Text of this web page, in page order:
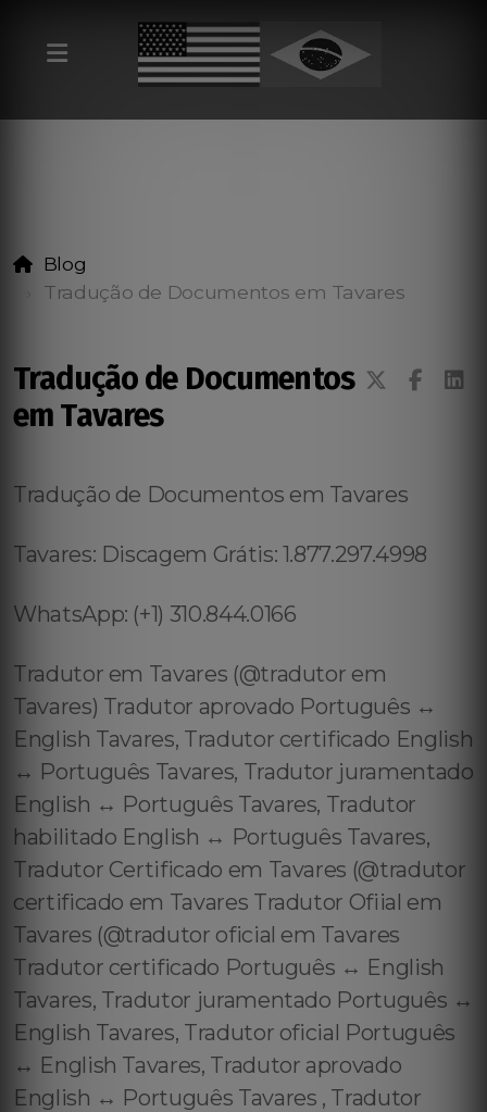
Blog
Tradução de Documentos em Tavares
Tradução de Documentos
em Tavares
Tradução de Documentos em Tavares
Tavares: Discagem Grátis: 1.877.297.4998
WhatsApp: (+1) 310.844.0166
Tradutor em Tavares (@tradutor em
Tavares) Tradutor aprovado Português ↔️
English Tavares, Tradutor certificado English
↔️ Português Tavares, Tradutor juramentado
English ↔️ Português Tavares, Tradutor
habilitado English ↔️ Português Tavares,
Tradutor Certificado em Tavares (@tradutor
certificado em Tavares Tradutor Ofiial em
Tavares (@tradutor oficial em Tavares
Tradutor certificado Português ↔️ English
Tavares, Tradutor juramentado Português ↔️
English Tavares, Tradutor oficial Português
↔️ English Tavares, Tradutor aprovado
English ↔️ Português Tavares , Tradutor